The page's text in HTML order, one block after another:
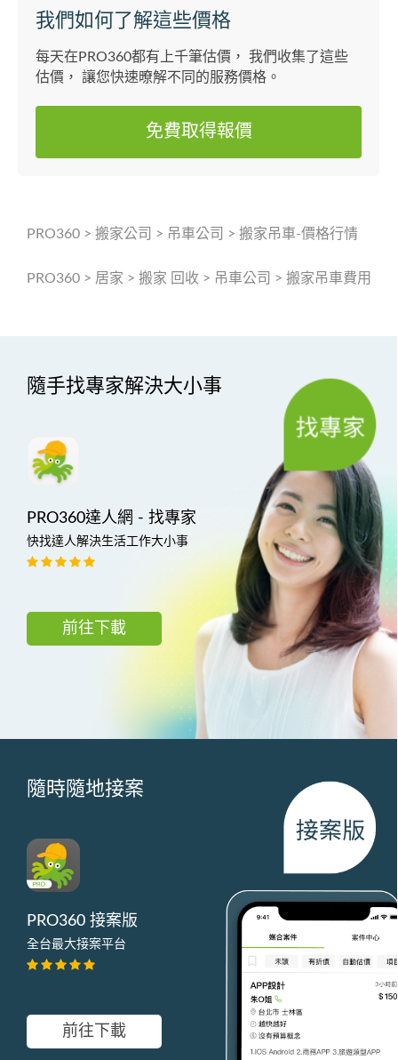
我們如何了解這些價格
每天在PRO360都有上千筆估價， 我們收集了這些
估價， 讓您快速暸解不同的服務價格。
免費取得報價
PRO360 > 搬家公司 > 吊車公司 > 搬家吊車-價格行情
PRO360 > 居家 > 搬家 回收 > 吊車公司 > 搬家吊車費用
隨手找專家解決大小事
PRO360達人網 - 找專家
快找達人解決生活工作大小事
前往下載
隨時隨地接案
PRO360 接案版
全台最大接案平台
前往下載